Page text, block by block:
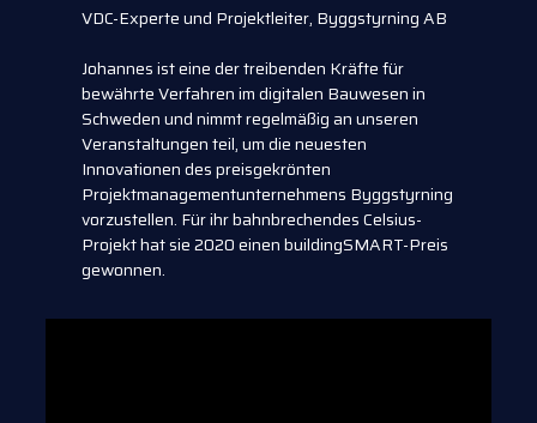
VDC-Experte und Projektleiter, Byggstyrning AB
Johannes ist eine der treibenden Kräfte für
bewährte Verfahren im digitalen Bauwesen in
Schweden und nimmt regelmäßig an unseren
Veranstaltungen teil, um die neuesten
Innovationen des preisgekrönten
Projektmanagementunternehmens Byggstyrning
vorzustellen. Für ihr bahnbrechendes Celsius-
Projekt hat sie 2020 einen buildingSMART-Preis
gewonnen.